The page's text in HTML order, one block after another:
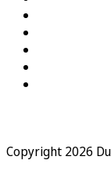
Copyright 2026